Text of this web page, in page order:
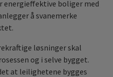
energieffektive boliger med
å svanemerke
løsninger skal
og i selve bygget.
at leilighetene bygges